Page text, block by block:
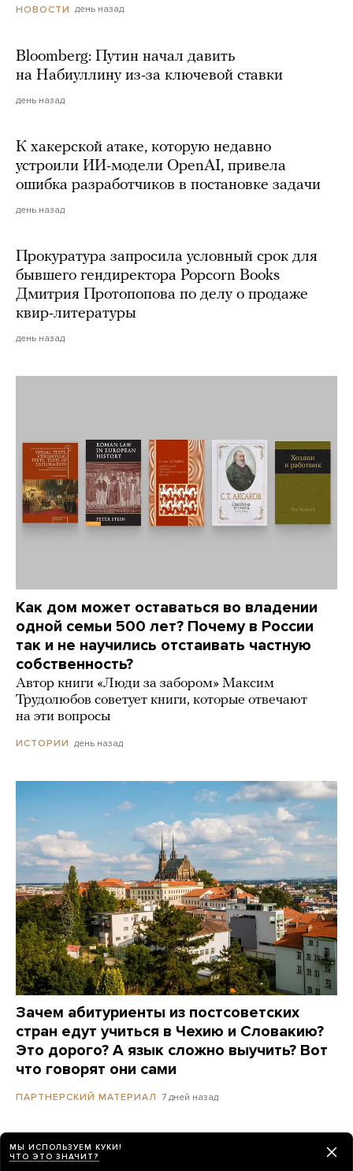
НОВОСТИ день назад
Bloomberg: Путин начал давить
на Набиуллину из-за ключевой ставки
день назад
К хакерской атаке, которую недавно
устроили ИИ-модели OpenAI, привела
ошибка разработчиков в постановке задачи
день назад
Прокуратура запросила условный срок для
бывшего гендиректора Popcorn Books
Дмитрия Протопопова по делу о продаже
квир-литературы
день назад
Как дом может оставаться во владении
одной семьи 500 лет? Почему в России
так и не научились отстаивать частную
собственность?
Автор книги «Люди за забором» Максим
Трудолюбов советует книги, которые отвечают
на эти вопросы
ИСТОРИИ день назад
Зачем абитуриенты из постсоветских
стран едут учиться в Чехию и Словакию?
Это дорого? А язык сложно выучить? Вот
что говорят они сами
ПАРТНЕРСКИЙ МАТЕРИАЛ 7 дней назад
Полиция Сеула провела обыски в штаб-
квартире Starbucks. Компания находится
МЫ ИСПОЛЬЗУЕМ КУКИ!
ЧТО ЭТО ЗНАЧИТ?